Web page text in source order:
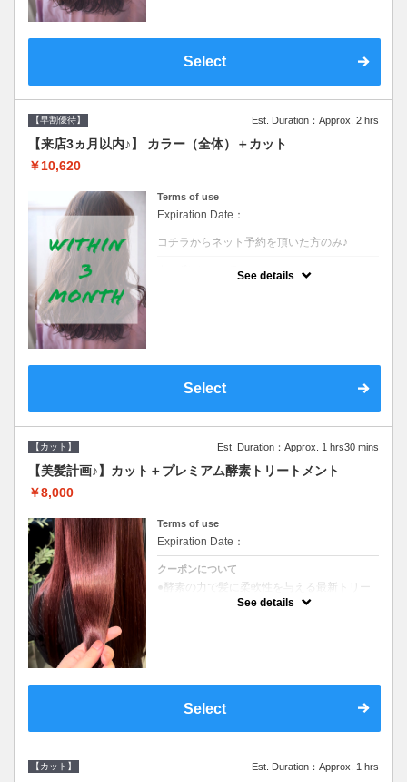
Select
【早割優待】 Est. Duration：Approx. 2 hrs
【来店3ヵ月以内♪】 カラー（全体）＋カット
￥10,620
Terms of use
Expiration Date：
コチラからネット予約を頂いた方のみ♪
See details
Select
【カット】 Est. Duration：Approx. 1 hrs30 mins
【美髪計画♪】カット＋プレミアム酵素トリートメント
￥8,000
Terms of use
Expiration Date：
クーポンについて
●酵素の力で髪に柔軟性を与える最新トリー
トメント●ＳＢ込●長さ料金あり《こちらのク
ーポンご利用のお客様のみ》オリジナル酵素
See details
Select
【カット】 Est. Duration：Approx. 1 hrs